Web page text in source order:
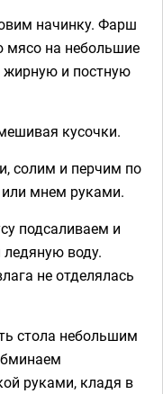
начинку. Фарш
мясо на небольшие
жирную и постную
кусочки.
солим и перчим по
или мнем руками.
подсаливаем и
воду.
не отделялась
стола небольшим
руками, кладя в